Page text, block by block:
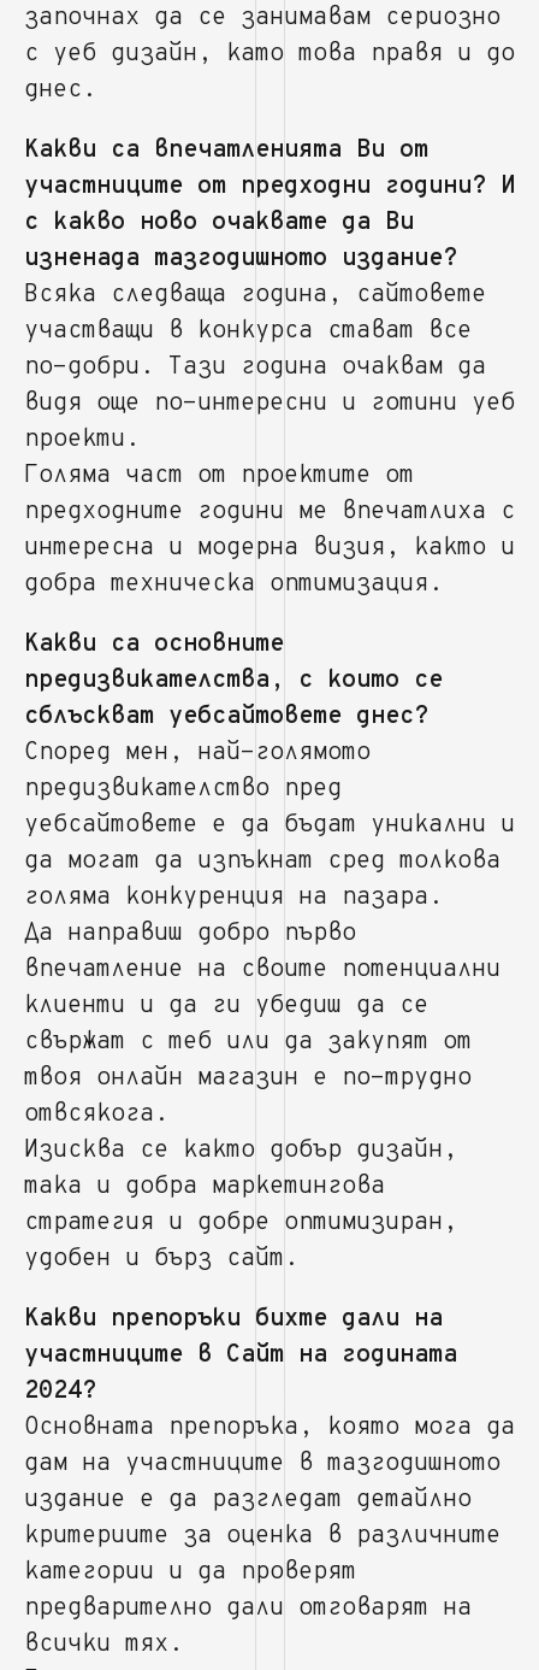
започнах да се занимавам сериозно
с уеб дизайн, като това правя и до
днес.
Какви са впечатленията Ви от
участниците от предходни години? И
с какво ново очаквате да Ви
изненада тазгодишното издание?
Всяка следваща година, сайтовете
участващи в конкурса стават все
по-добри. Тази година очаквам да
видя още по-интересни и готини уеб
проекти.
Голяма част от проектите от
предходните години ме впечатлиха с
интересна и модерна визия, както и
добра техническа оптимизация.
Какви са основните
предизвикателства, с които се
сблъскват уебсайтовете днес?
Според мен, най-голямото
предизвикателство пред
уебсайтовете е да бъдат уникални и
да могат да изпъкнат сред толкова
голяма конкуренция на пазара.
Да направиш добро първо
впечатление на своите потенциални
клиенти и да ги убедиш да се
свържат с теб или да закупят от
твоя онлайн магазин е по-трудно
отвсякога.
Изисква се както добър дизайн,
така и добра маркетингова
стратегия и добре оптимизиран,
удобен и бърз сайт.
Какви препоръки бихте дали на
участниците в Сайт на годината
2024?
Основната препоръка, която мога да
дам на участниците в тазгодишното
издание е да разгледат детайлно
критериите за оценка в различните
категории и да проверят
предварително дали отговарят на
всички тях.